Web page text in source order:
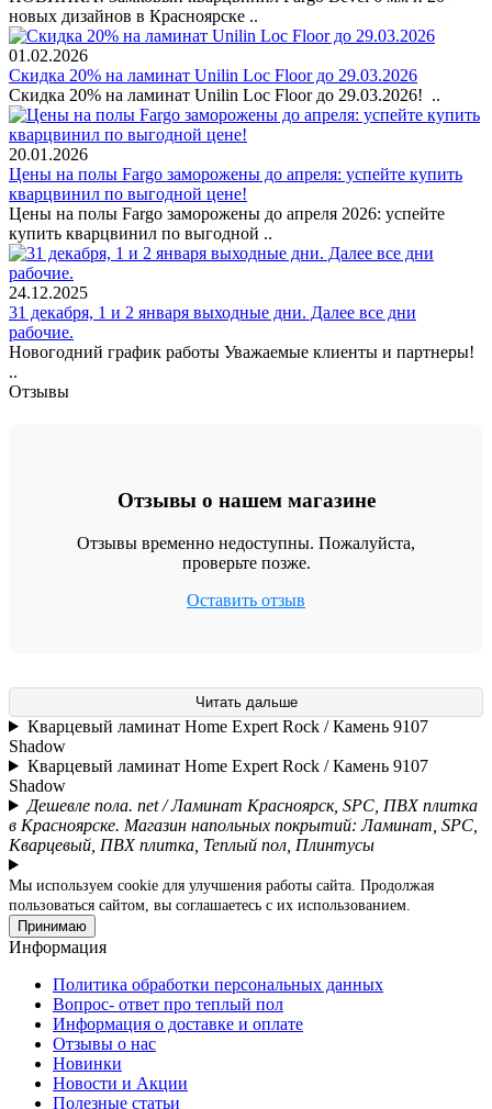
новых дизайнов в Красноярске ..
01.02.2026
Скидка 20% на ламинат Unilin Loc Floor до 29.03.2026
Скидка 20% на ламинат Unilin Loc Floor до 29.03.2026! ..
20.01.2026
Цены на полы Fargo заморожены до апреля: успейте купить
кварцвинил по выгодной цене!
Цены на полы Fargo заморожены до апреля 2026: успейте
купить кварцвинил по выгодной ..
24.12.2025
31 декабря, 1 и 2 января выходные дни. Далее все дни
рабочие.
Новогодний график работы Уважаемые клиенты и партнеры!
..
Отзывы
Отзывы о нашем магазине
Отзывы временно недоступны. Пожалуйста,
проверьте позже.
Оставить отзыв
Читать дальше
Кварцевый ламинат Home Expert Rock / Камень 9107
Shadow
Кварцевый ламинат Home Expert Rock / Камень 9107
Shadow
Дешевле пола. net / Ламинат Красноярск, SPC, ПВХ плитка
в Красноярске. Магазин напольных покрытий: Ламинат, SPC,
Кварцевый, ПВХ плитка, Теплый пол, Плинтусы
Мы используем cookie для улучшения работы сайта. Продолжая
пользоваться сайтом, вы соглашаетесь с их использованием.
Принимаю
Информация
Политика обработки персональных данных
Вопрос- ответ про теплый пол
Информация о доставке и оплате
Отзывы о нас
Новинки
Новости и Акции
Полезные статьи